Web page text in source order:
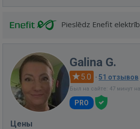
Pieslēdz Enefit
Galina G.
5.0 · 51 отзывов
Был на сайте: 47 минут
PRO
Цены